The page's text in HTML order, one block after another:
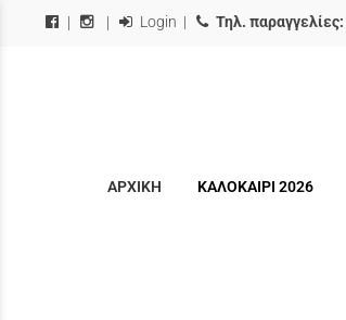
Login | Τηλ. παραγγελίες:
ΑΡΧΙΚΗ ΚΑΛΟΚΑΙΡΙ 2026